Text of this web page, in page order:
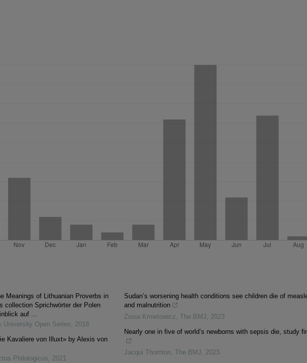
Meanings of Lithuanian Proverbs in
collection Sprichwörter der Polen
auf ...
University Open Series, 2018
Kavaliere von Illuxt» by Alexis von
Philologicus, 2021
Sudan’s worsening health conditions see children die of
and malnutrition
Zosia Kmietowicz, The BMJ , 2023
Nearly one in five of world’s newborns with sepsis die, study
Jacqui Thornton, The BMJ , 2023